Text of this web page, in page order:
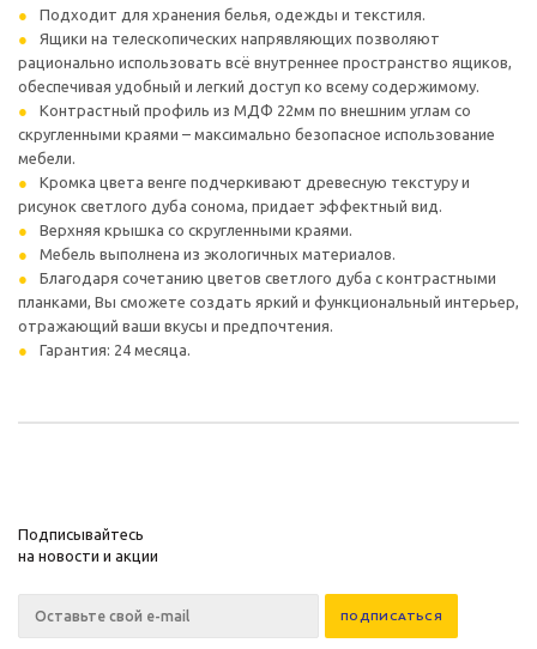
Подходит для хранения белья, одежды и текстиля.
Ящики на телескопических напрявляющих позволяют
рационально использовать всё внутреннее пространство ящиков,
обеспечивая удобный и легкий доступ ко всему содержимому.
Контрастный профиль из МДФ 22мм по внешним углам со
скругленными краями – максимально безопасное использование
мебели.
Кромка цвета венге подчеркивают древесную текстуру и
рисунок светлого дуба сонома, придает эффектный вид.
Верхняя крышка со скругленными краями.
Мебель выполнена из экологичных материалов.
Благодаря сочетанию цветов светлого дуба с контрастными
планками, Вы сможете создать яркий и функциональный интерьер,
отражающий ваши вкусы и предпочтения.
Гарантия: 24 месяца.
Подписывайтесь
на новости и акции